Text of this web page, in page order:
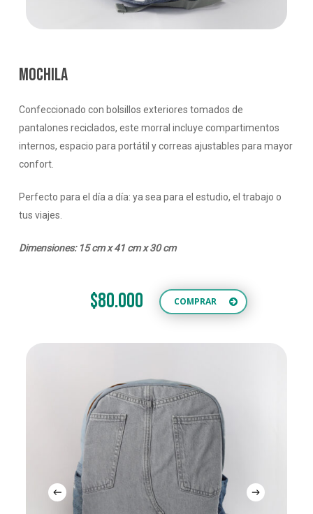
MOCHILA
Confeccionado con bolsillos exteriores tomados de
pantalones reciclados, este morral incluye compartimentos
internos, espacio para portátil y correas ajustables para mayor
confort.
Perfecto para el día a día: ya sea para el estudio, el trabajo o
tus viajes.
Dimensiones: 15 cm x 41 cm x 30 cm
$80.000 COMPRAR